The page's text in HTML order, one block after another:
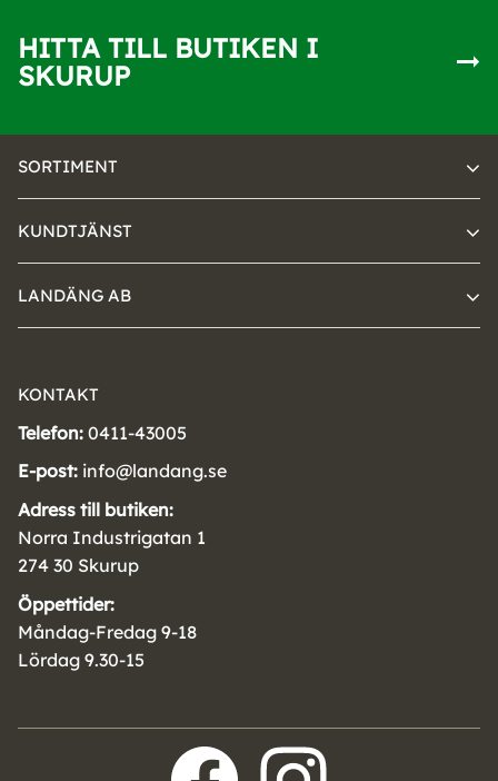
HITTA TILL BUTIKEN I
SKURUP
SORTIMENT
KUNDTJÄNST
LANDÄNG AB
KONTAKT
Telefon: 0411-43005
E-post: info@landang.se
Adress till butiken:
Norra Industrigatan 1
274 30 Skurup
Öppettider:
Måndag-Fredag 9-18
Lördag 9.30-15